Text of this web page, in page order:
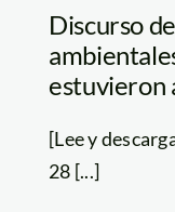
Discurso
estuvieron
[Lee y
28 [...]